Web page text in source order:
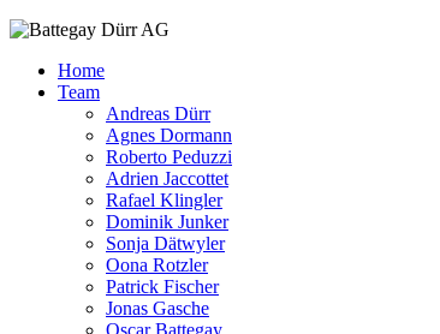
Home
Team
Andreas Dürr
Agnes Dormann
Roberto Peduzzi
Adrien Jaccottet
Rafael Klingler
Dominik Junker
Sonja Dätwyler
Oona Rotzler
Patrick Fischer
Jonas Gasche
Oscar Battegay